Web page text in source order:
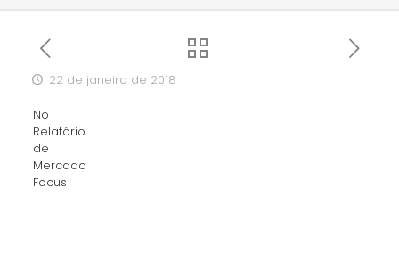
22 de janeiro de 2018
No
Relatório
de
Mercado
Focus